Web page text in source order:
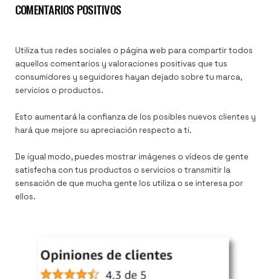
COMENTARIOS POSITIVOS
Utiliza tus redes sociales o página web para compartir todos
aquellos comentarios y valoraciones positivas que tus
consumidores y seguidores hayan dejado sobre tu marca,
servicios o productos.
Esto aumentará la confianza de los posibles nuevos clientes y
hará que mejore su apreciación respecto a ti.
De igual modo, puedes mostrar imágenes o vídeos de gente
satisfecha con tus productos o servicios o transmitir la
sensación de que mucha gente los utiliza o se interesa por
ellos.